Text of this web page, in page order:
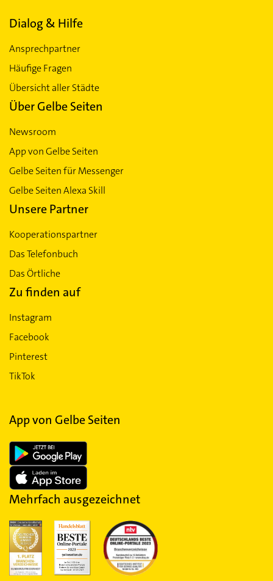
Dialog & Hilfe
Ansprechpartner
Häufige Fragen
Übersicht aller Städte
Über Gelbe Seiten
Newsroom
App von Gelbe Seiten
Gelbe Seiten für Messenger
Gelbe Seiten Alexa Skill
Unsere Partner
Kooperationspartner
Das Telefonbuch
Das Örtliche
Zu finden auf
Instagram
Facebook
Pinterest
TikTok
App von Gelbe Seiten
Mehrfach ausgezeichnet